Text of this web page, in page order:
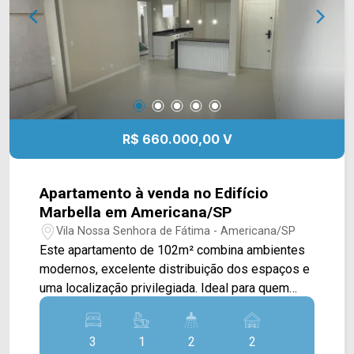
02 vagas de garagem, sendo 01 coberta.
Localizada no Jardim Nielsen Ville, em
Americana, a casa oferece fácil acesso aos
principais comércios, serviços e vias da cidade,
proporcionando mais praticidade para a rotina.
Entre em contato com a equipe da Arbix Imóveis
e agende sua visita. WhatsApp e telefone: (19)
R$ 660.000,00 V
Apartamento à venda no Edifício
Marbella em Americana/SP
Vila Nossa Senhora de Fátima - Americana/SP
Este apartamento de 102m² combina ambientes
modernos, excelente distribuição dos espaços e
uma localização privilegiada. Ideal para quem
busca conforto, praticidade e um imóvel pronto
para morar. A cozinha integrada às salas de estar
e jantar proporciona mais funcionalidade ao dia a
3 1 2 2